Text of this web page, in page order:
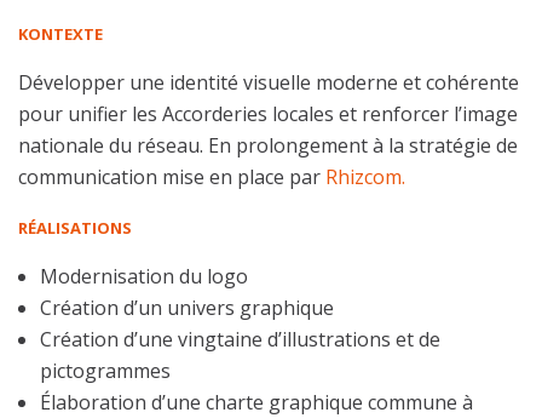
KONTEXTE
Développer une identité visuelle moderne et cohérente
pour unifier les Accorderies locales et renforcer l’image
nationale du réseau. En prolongement à la stratégie de
communication mise en place par Rhizcom.
RÉALISATIONS
Modernisation du logo
Création d’un univers graphique
Création d’une vingtaine d’illustrations et de
pictogrammes
Élaboration d’une charte graphique commune à